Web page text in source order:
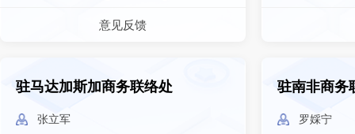
意见反馈
驻马达加斯加商务联络处
张立军
驻南非商务
罗婇宁